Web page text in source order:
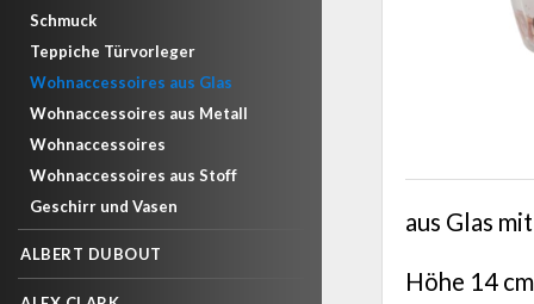
Schmuck
Teppiche Türvorleger
Wohnaccessoires aus Glas
Wohnaccessoires aus Metall
Wohnaccessoires
Wohnaccessoires aus Stoff
Geschirr und Vasen
ALBERT DUBOUT
aus Glas
Höhe 14